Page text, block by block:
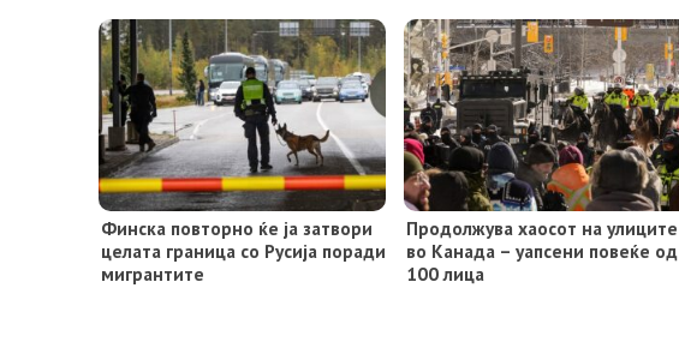
Финска повторно ќе ја затвори
целата граница со Русија поради
мигрантите
Продолжува хаосот на улиците
во Канада – уапсени повеќе од
100 лица